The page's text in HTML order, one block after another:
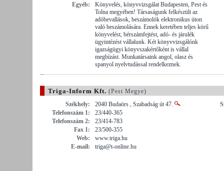
Egyéb:
Könyvelés, könyvvizsgálat Budapesten, Pest és
Tolna megyében! Társaságunk felkészült az
adóbevallások, beszámolók elektronikus úton
való beszámolására. Ennek keretében teljes körű
könyvelést, bérszámfejtést, adó- és járulék
ügyintézést vállalunk. Két könyvvizsgálónk
igazságügyi könyvszakértőként is vállal
megbízást. Munkatársaink angol, olasz és
spanyol nyelvtudással rendelkeznek.
Triga-Inform Kft. (Pest Megye)
Székhely:
2040 Budaörs , Szabadság út 47.
Telefonszám 1:
23/440-365
Telefonszám 2:
23/414-783
Fax 1:
23/500-355
Web:
www.triga.hu
E-mail:
triga@t-online.hu